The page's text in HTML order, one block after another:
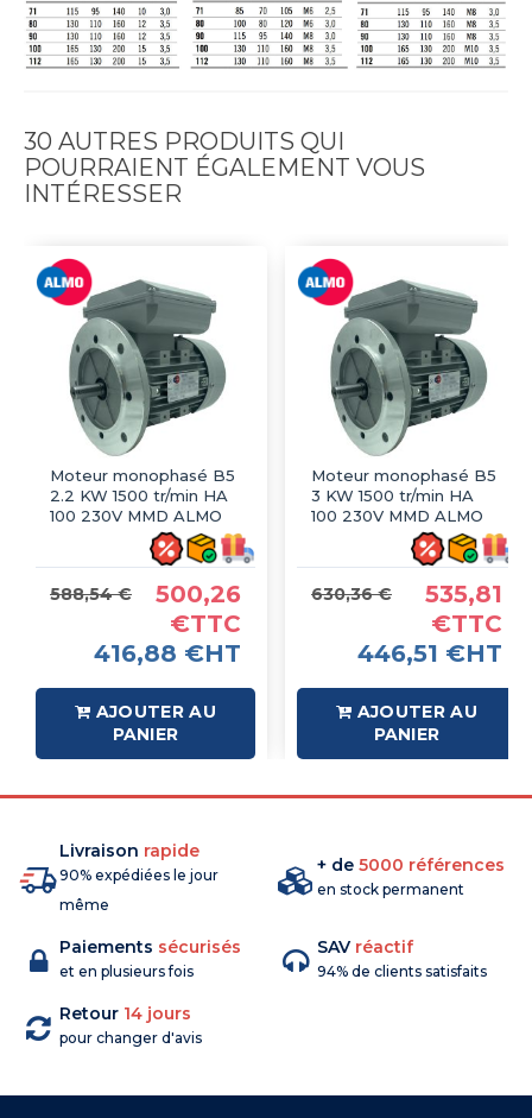
30 AUTRES PRODUITS QUI
POURRAIENT ÉGALEMENT VOUS
INTÉRESSER
Moteur monophasé B5
2.2 KW 1500 tr/min HA
100 230V MMD ALMO
588,54 €
500,26
€TTC
416,88 €HT
AJOUTER AU
PANIER
Moteur monophasé B5
3 KW 1500 tr/min HA
100 230V MMD ALMO
630,36 €
535,81
€TTC
446,51 €HT
AJOUTER AU
PANIER
Livraison rapide
90% expédiées le jour
même
+ de 5000 références
en stock permanent
Paiements sécurisés
et en plusieurs fois
SAV réactif
94% de clients satisfaits
Retour 14 jours
pour changer d'avis